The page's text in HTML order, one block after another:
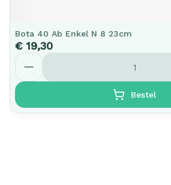
Bota 40 Ab Enkel N 8 23cm
€ 19,30
Aantal
Bestel